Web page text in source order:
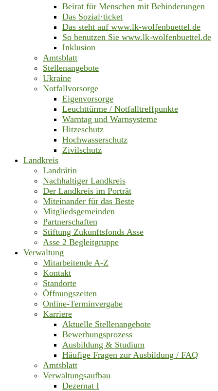
Beirat für Menschen mit Behinderungen
Das Sozial·ticket
Das steht auf www.lk-wolfenbuettel.de
So benutzen Sie www.lk-wolfenbuettel.de
Inklusion
Amtsblatt
Stellenangebote
Ukraine
Notfallvorsorge
Eigenvorsorge
Leuchttürme / Notfalltreffpunkte
Warntag und Warnsysteme
Hitzeschutz
Hochwasserschutz
Zivilschutz
Landkreis
Landrätin
Nachhaltiger Landkreis
Der Landkreis im Porträt
Miteinander für das Beste
Mitgliedsgemeinden
Partnerschaften
Stiftung Zukunftsfonds Asse
Asse 2 Begleitgruppe
Verwaltung
Mitarbeitende A-Z
Kontakt
Standorte
Öffnungszeiten
Online-Terminvergabe
Karriere
Aktuelle Stellenangebote
Bewerbungsprozess
Ausbildung & Studium
Häufige Fragen zur Ausbildung / FAQ
Amtsblatt
Verwaltungsaufbau
Dezernat I